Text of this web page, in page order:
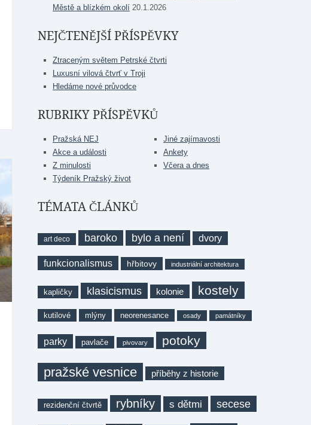
Městě a blízkém okolí 20.1.2026
NEJČTENĚJŠÍ PŘÍSPĚVKY
Ztraceným světem Petrské čtvrti
Luxusní vilová čtvrť v Troji
Hledáme nové průvodce
RUBRIKY PŘÍSPĚVKŮ
Pražská NEJ
Akce a události
Z minulosti
Týdeník Pražský život
Jiné zajímavosti
Ankety
Včera a dnes
TÉMATA ČLÁNKŮ
art deco baroko bylo a není dvory
funkcionalismus hřbitovy industriální architektura
kapličky klasicismus kolonie kostely
kutilové mlýny neorenesance osady památníky
parky pavlače pivovary potoky
pražské vesnice příběhy z historie
rezidenční čtvrtě rybníky s dětmi secese